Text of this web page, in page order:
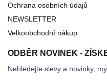
Ochrana osobních údajů
NEWSLETTER
Velkoobchodní nákup
ODBĚR NOVINEK -
Nehledejte slevy a novinky,